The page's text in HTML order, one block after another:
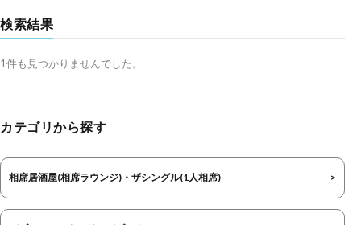
検索結果
1件も見つかりませんでした。
カテゴリから探す
相席居酒屋(相席ラウンジ)・ザシングル(1人相席)